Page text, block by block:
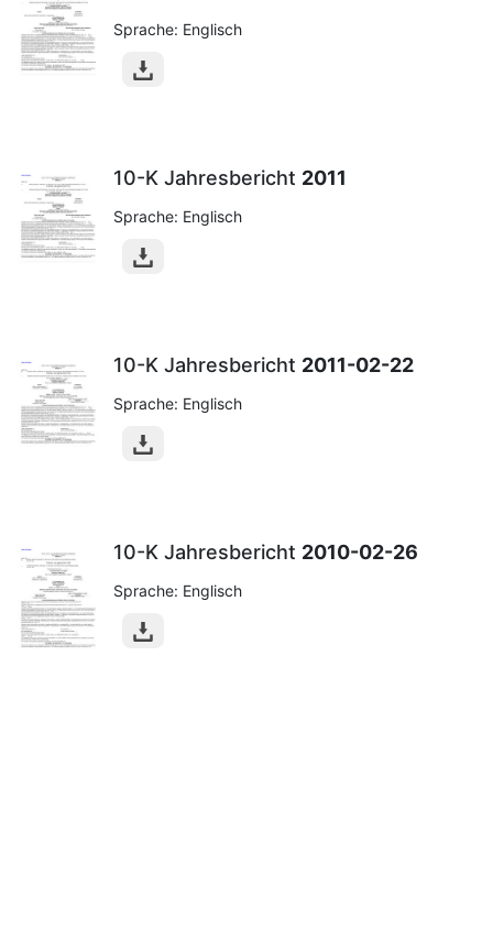
Sprache: Englisch
10-K Jahresbericht 2011
Sprache: Englisch
10-K Jahresbericht 2011-02-22
Sprache: Englisch
10-K Jahresbericht 2010-02-26
Sprache: Englisch